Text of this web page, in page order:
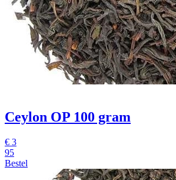
Ceylon OP 100 gram
€ 3
95
Bestel